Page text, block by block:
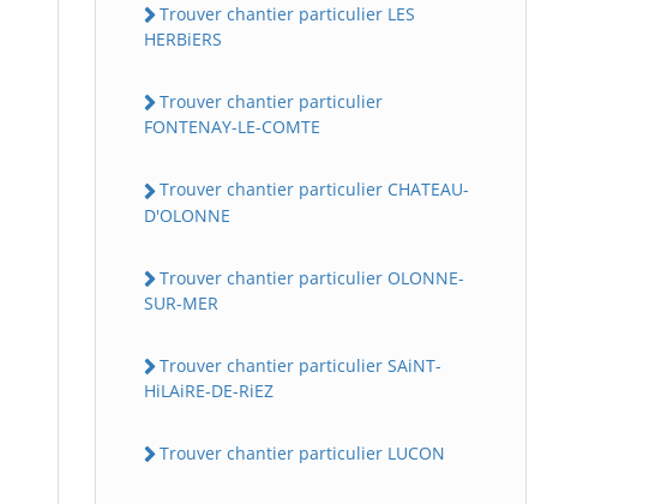
Trouver chantier particulier LES
HERBiERS
Trouver chantier particulier
FONTENAY-LE-COMTE
Trouver chantier particulier CHATEAU-
D'OLONNE
Trouver chantier particulier OLONNE-
SUR-MER
Trouver chantier particulier SAiNT-
HiLAiRE-DE-RiEZ
Trouver chantier particulier LUCON